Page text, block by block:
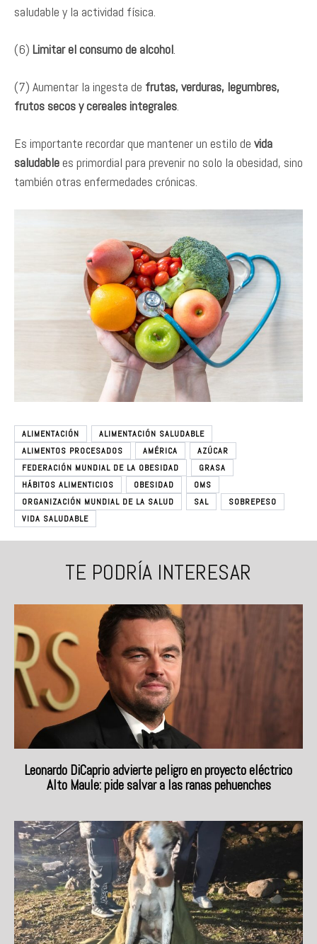
saludable y la actividad física.
(6) Limitar el consumo de alcohol
(7) Aumentar la ingesta de frutas, verduras, legumbres,
frutos secos y cereales integrales
Es importante recordar que mantener un estilo de vida
saludablees primordial para prevenir no solo la obesidad, sino
también otras enfermedades crónicas.
ALIMENTACIÓN
ALIMENTACIÓN SALUDABLE
ALIMENTOS PROCESADOS
AMÉRICA
AZÚCAR
FEDERACIÓN MUNDIAL DE LA OBESIDAD
GRASA
HÁBITOS ALIMENTICIOS
OBESIDAD
OMS
ORGANIZACIÓN MUNDIAL DE LA SALUD
SAL
SOBREPESO
VIDA SALUDABLE
TE PODRÍA INTERESAR
Leonardo DiCaprio advierte peligro en proyecto eléctrico
Alto Maule: pide salvar a las ranas pehuenches